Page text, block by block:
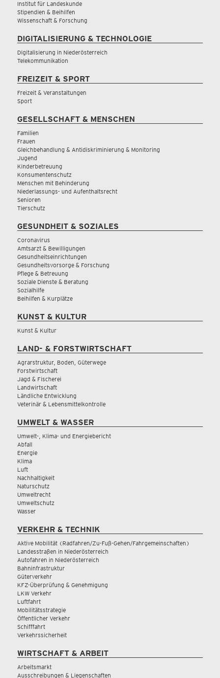
Institut für Landeskunde
Stipendien & Beihilfen
Wissenschaft & Forschung
DIGITALISIERUNG & TECHNOLOGIE
Digitalisierung in Niederösterreich
Telekommunikation
FREIZEIT & SPORT
Freizeit & Veranstaltungen
Sport
GESELLSCHAFT & MENSCHEN
Familien
Frauen
Gleichbehandlung & Antidiskriminierung & Monitoring
Jugend
Kinderbetreuung
Konsumentenschutz
Menschen mit Behinderung
Niederlassungs- und Aufenthaltsrecht
Senioren
Tierschutz
GESUNDHEIT & SOZIALES
Coronavirus
Amtsarzt & Bewilligungen
Gesundheitseinrichtungen
Gesundheitsvorsorge & Forschung
Pflege & Betreuung
Soziale Dienste & Beratung
Sozialhilfe
Beihilfen & Kurplätze
KUNST & KULTUR
Kunst & Kultur
LAND- & FORSTWIRTSCHAFT
Agrarstruktur, Boden, Güterwege
Forstwirtschaft
Jagd & Fischerei
Landwirtschaft
Ländliche Entwicklung
Veterinär & Lebensmittelkontrolle
UMWELT & WASSER
Umwelt-, Klima- und Energiebericht
Abfall
Energie
Klima
Luft
Nachhaltigkeit
Naturschutz
Umweltrecht
Umweltschutz
Wasser
VERKEHR & TECHNIK
Aktive Mobilität (Radfahren/Zu-Fuß-Gehen/Fahrgemeinschaften)
Landesstraßen in Niederösterreich
Autofahren in Niederösterreich
Bahninfrastruktur
Güterverkehr
KFZ-Überprüfung & Genehmigung
LKW Verkehr
Luftfahrt
Mobilitätsstrategie
Öffentlicher Verkehr
Schifffahrt
Verkehrssicherheit
WIRTSCHAFT & ARBEIT
Arbeitsmarkt
Ausschreibungen & Liegenschaften